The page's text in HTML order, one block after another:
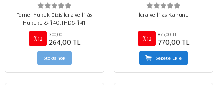
Temel Hukuk Dizisiİcra ve İflâs
Hukuku &#40;THD&#41;
%12
300,00 TL
264,00 TL
Stokta Yok
İcra ve İflas Kanunu
%12
875,00 TL
770,00 TL
Sepete Ekle